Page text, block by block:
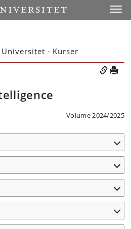
Universitet - Kurser
Volume 2024/2025